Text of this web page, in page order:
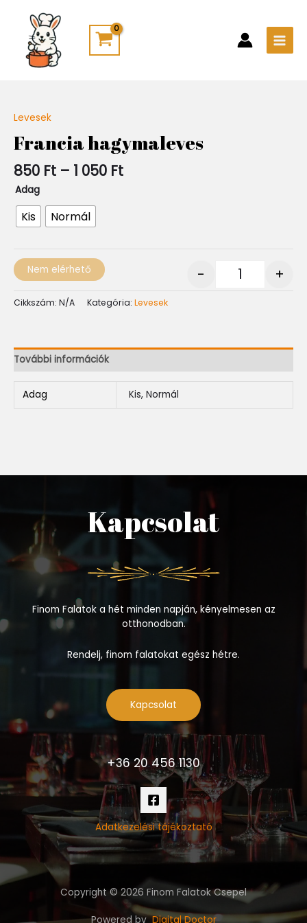
content
Levesek
Francia hagymaleves
850 Ft – 1 050 Ft
850 Ft
-
1
050 Ft
Adag
Kis Normál
- +
Nem elérhető
Cikkszám: N/A Kategória: Levesek
További információk
Adag Kis, Normál
Kapcsolat
Finom Falatok a hét minden napján, kényelmesen az
otthonodban.
Rendelj, finom falatokat egész hétre.
Kapcsolat
+36 20 456 1130
Adatkezelési tájékoztató
Copyright © 2026 Finom Falatok Csepel
Powered byDigital Doctor